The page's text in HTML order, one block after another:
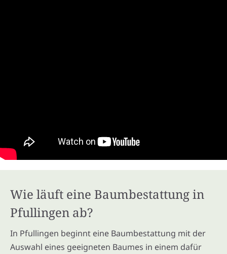
Wie läuft eine Baumbestattung in
Pfullingen ab?
In Pfullingen beginnt eine Baumbestattung mit der
Auswahl eines geeigneten Baumes in einem dafür